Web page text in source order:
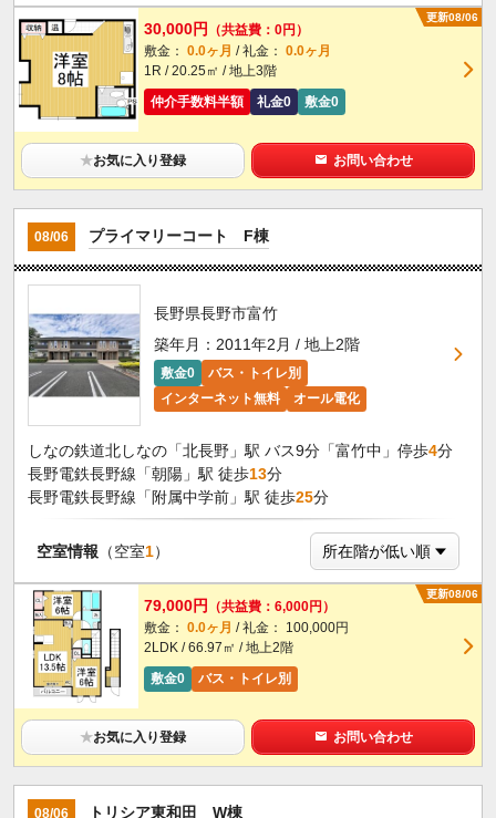
更新08/06
30,000円
（共益費：0円）
敷金： 0.0ヶ月 / 礼金： 0.0ヶ月
1R / 20.25㎡ / 地上3階
仲介手数料半額
礼金0 敷金0
★お気に入り登録 お問い合わせ
08/06 プライマリーコート F棟
長野県長野市富竹
築年月：2011年2月 / 地上2階
敷金0
バス・トイレ別
インターネット無料
オール電化
しなの鉄道北しなの「北長野」駅 バス9分「富竹中」停歩4分
長野電鉄長野線「朝陽」駅 徒歩13分
長野電鉄長野線「附属中学前」駅 徒歩25分
空室情報 （空室1）
更新08/06
79,000円
（共益費：6,000円）
敷金： 0.0ヶ月 / 礼金： 100,000円
2LDK / 66.97㎡ / 地上2階
敷金0
バス・トイレ別
★お気に入り登録 お問い合わせ
08/06 トリシア東和田 W棟